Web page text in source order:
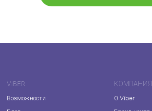
VIBER
Возможности
КОМПАНИЯ
О Viber